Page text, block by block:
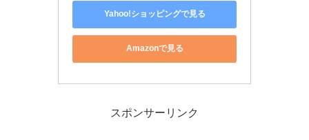
Yahoo!ショッピングで見る
Amazonで見る
スポンサーリンク